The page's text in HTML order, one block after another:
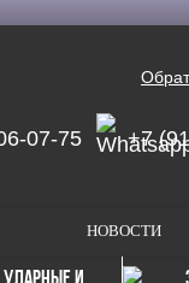
07-75 +7
НОВОСТИ